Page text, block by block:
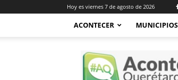
Hoy es viernes 7 de agosto de 2026
ACONTECER MUNICIPIOS
Acontecer
Querétaro